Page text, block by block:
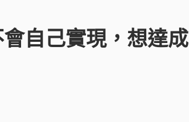
自己實現，想達成